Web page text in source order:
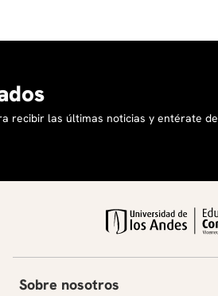
recibir las últimas noticias y entérate de
Sobre nosotros